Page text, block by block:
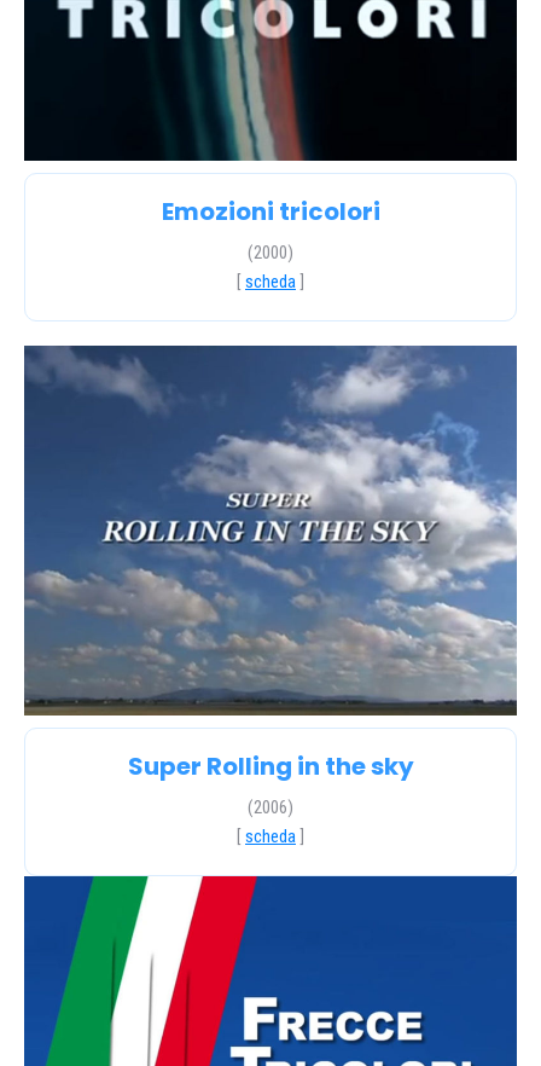
Emozioni tricolori
(2000)
[ scheda]
Super Rolling in the sky
(2006)
[ scheda]